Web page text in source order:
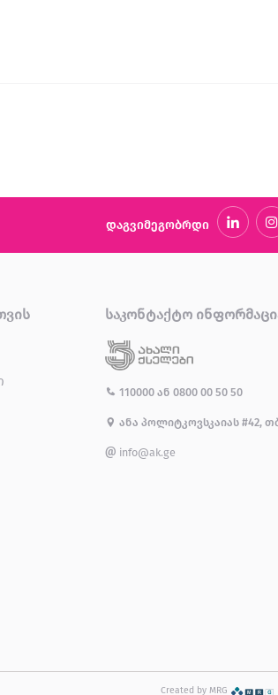
დაგვიმეგობრდი
ᲡᲐᲙᲝᲜᲢᲐᲥᲢᲝ
110000 ან 0800 00 50 50
ანა პოლიტკოვსკაიას #42,
info@ak.ge
Created by MRG